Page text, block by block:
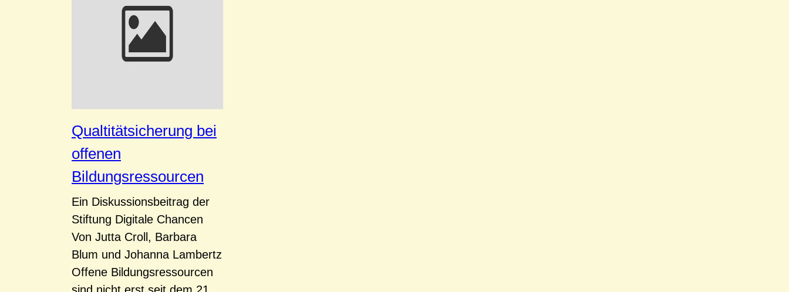
Qualtitätsicherung bei
offenen
Bildungsressourcen
Ein Diskussionsbeitrag der
Stiftung Digitale Chancen
Von Jutta Croll, Barbara
Blum und Johanna Lambertz
Offene Bildungsressourcen